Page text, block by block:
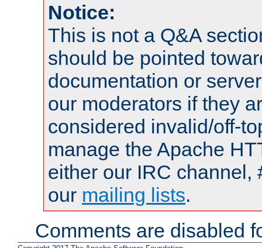
Notice:
This is not a Q&A
should be pointed
documentation or
our moderators if they
considered invalid/off-
manage the Apache
either our IRC channel,
our mailing lists.
Comments are disabled